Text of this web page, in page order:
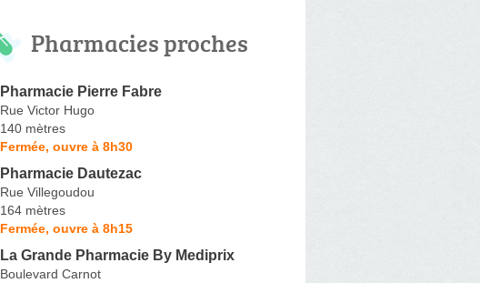
Pharmacies proches
Pharmacie Pierre Fabre
Rue Victor Hugo
140 mètres
Fermée, ouvre à 8h30
Pharmacie Dautezac
Rue Villegoudou
164 mètres
Fermée, ouvre à 8h15
La Grande Pharmacie By Mediprix
Boulevard Carnot